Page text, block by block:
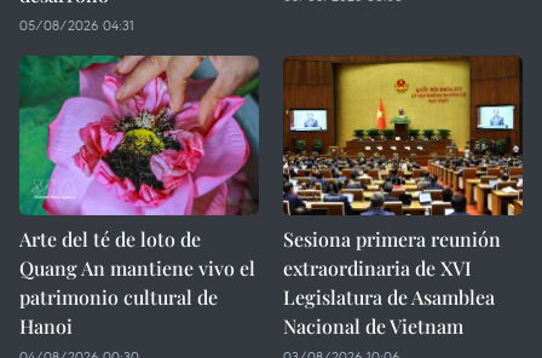
05/08/2026 04:31
Arte del té de loto de
Quang An mantiene vivo el
patrimonio cultural de
Hanoi
Sesiona primera reunión
extraordinaria de XVI
Legislatura de Asamblea
Nacional de Vietnam